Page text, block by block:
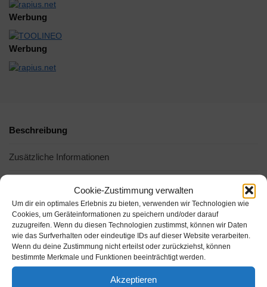
Cookie-Zustimmung verwalten
Um dir ein optimales Erlebnis zu bieten, verwenden wir Technologien wie
Cookies, um Geräteinformationen zu speichern und/oder darauf
zuzugreifen. Wenn du diesen Technologien zustimmst, können wir Daten
wie das Surfverhalten oder eindeutige IDs auf dieser Website verarbeiten.
Wenn du deine Zustimmung nicht erteilst oder zurückziehst, können
bestimmte Merkmale und Funktionen beeinträchtigt werden.
Akzeptieren
Werbung
Werbung
Beschreibung
Zusätzliche Informationen